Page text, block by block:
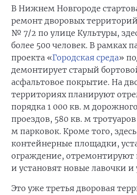
В Нижнем Новгороде
ремонт дворовых
№ 7/2 по улице Культуры,
более 500 человек. В рамках
проекта «Городская среда»
демонтирует старый
асфальтовое покрытие. На
территориях планируют
порядка 1 000 кв. м
проездов, 580 кв. м
м парковок. Кроме того,
контейнерные площадки,
ограждение, отремонтируют
и установят новые лавочки и
Это уже третья дворовая